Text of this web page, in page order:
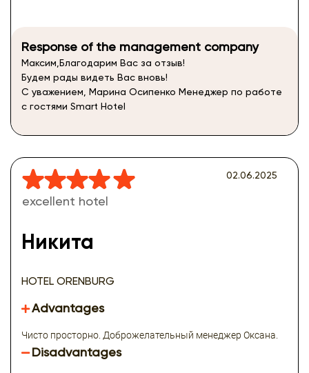
Response of the management company
Максим,Благодарим Вас за отзыв!
Будем рады видеть Вас вновь!
С уважением, Марина Осипенко Менеджер по работе
с гостями Smart Hotel
excellent hotel
Никита
HOTEL ORENBURG
02.06.2025
Advantages
Чисто просторно. Доброжелательный менеджер Оксана.
Disadvantages